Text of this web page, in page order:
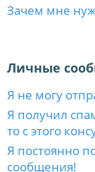
Зачем мне
Личные
Я не могу
Я получил
то с этого
Я постоянно
сообщения!